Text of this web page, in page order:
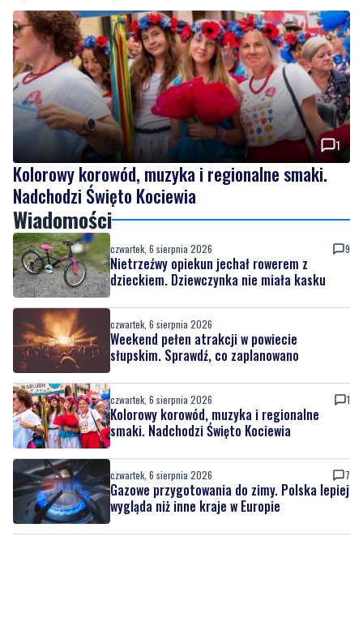
1
Kolorowy korowód, muzyka i regionalne smaki.
Nadchodzi Święto Kociewia
Wiadomości
czwartek, 6 sierpnia 2026 9
Nietrzeźwy opiekun jechał rowerem z
dzieckiem. Dziewczynka nie miała kasku
czwartek, 6 sierpnia 2026
Weekend pełen atrakcji w powiecie
słupskim. Sprawdź, co zaplanowano
czwartek, 6 sierpnia 2026 1
Kolorowy korowód, muzyka i regionalne
smaki. Nadchodzi Święto Kociewia
czwartek, 6 sierpnia 2026 7
Gazowe przygotowania do zimy. Polska lepiej
wygląda niż inne kraje w Europie